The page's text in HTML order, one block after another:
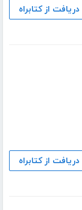
دریافت از کتابراه
دریافت از کتابراه